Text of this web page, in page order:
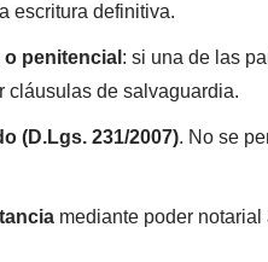
escritura definitiva.
penitencial : si una de las
cláusulas de salvaguardia.
(D.Lgs. 231/2007). No se
mediante poder